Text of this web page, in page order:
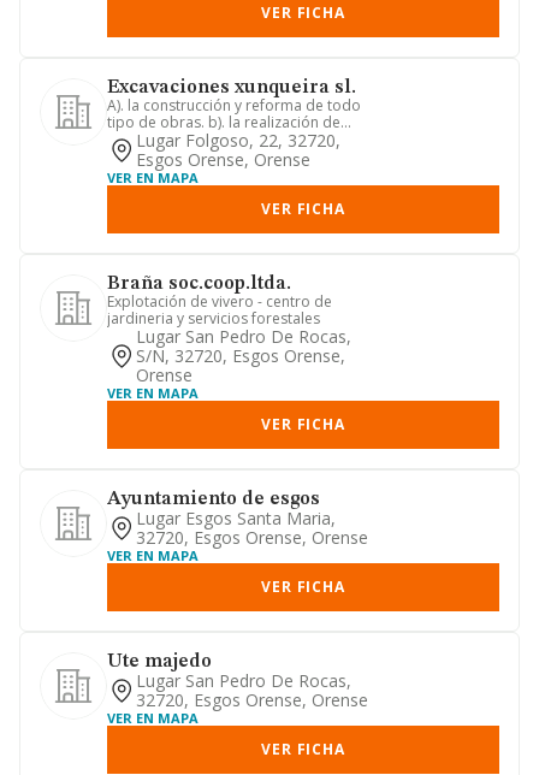
VER FICHA
Excavaciones xunqueira sl.
A). la construcción y reforma de todo
tipo de obras. b). la realización de
trabajos de albañilería ...
Lugar Folgoso, 22, 32720,
Esgos Orense, Orense
VER EN MAPA
VER FICHA
Braña soc.coop.ltda.
Explotación de vivero - centro de
jardineria y servicios forestales
Lugar San Pedro De Rocas,
S/n, 32720, Esgos Orense,
Orense
VER EN MAPA
VER FICHA
Ayuntamiento de esgos
Lugar Esgos Santa Maria,
32720, Esgos Orense, Orense
VER EN MAPA
VER FICHA
Ute majedo
Lugar San Pedro De Rocas,
32720, Esgos Orense, Orense
VER EN MAPA
VER FICHA